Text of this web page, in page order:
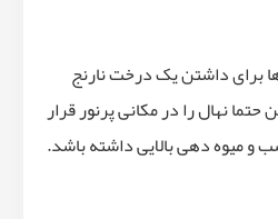
برای داشتن یک درخت نارنج
نهال را در مکانی پرنور قرار
و میوه دهی بالایی داشته باشد.